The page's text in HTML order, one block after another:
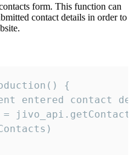
form. This function can
contact details in order to
{
entered contact